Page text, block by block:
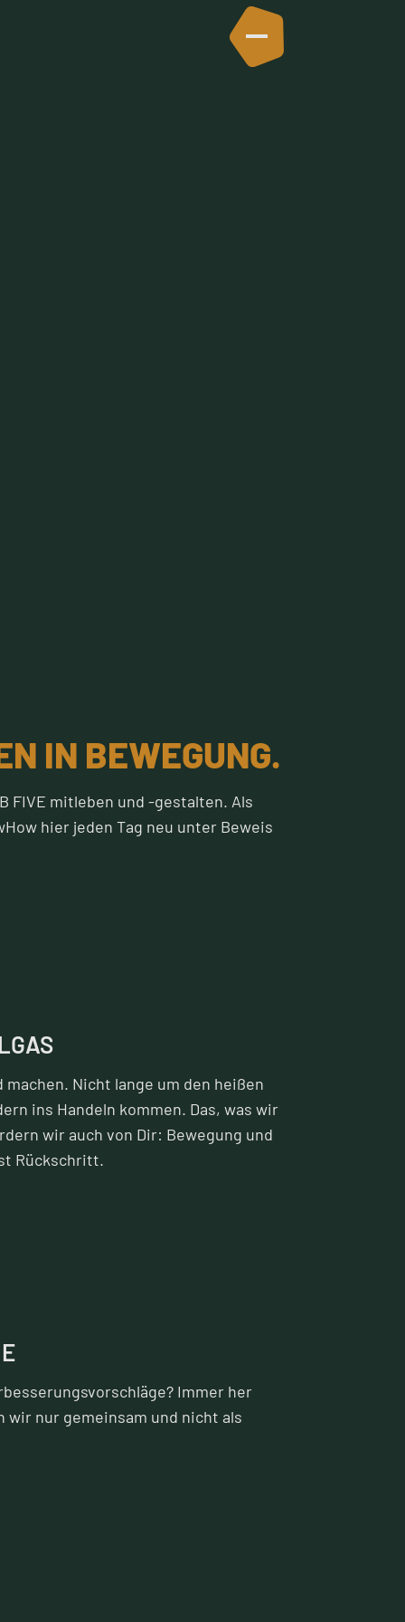
IN BEWEGUNG.
FIVE mitleben und -gestalten. Als
hier jeden Tag neu unter Beweis
machen. Nicht lange um den heißen
ins Handeln kommen. Das, was wir
wir auch von Dir: Bewegung und
Rückschritt.
Immer her
wir nur gemeinsam und nicht als